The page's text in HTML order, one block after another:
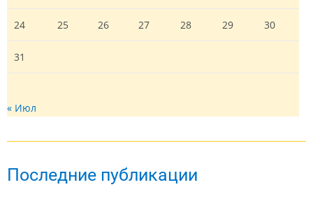
24 25 26 27 28 29 30
31
« Июл
Последние публикации